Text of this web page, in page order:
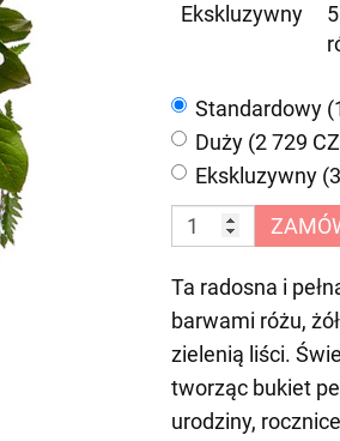
Ekskluzywny
Standardowy
Duży (2 729
Ekskluzywny
Ta radosna i
barwami różu,
zielenią liści.
tworząc bukiet
urodziny,